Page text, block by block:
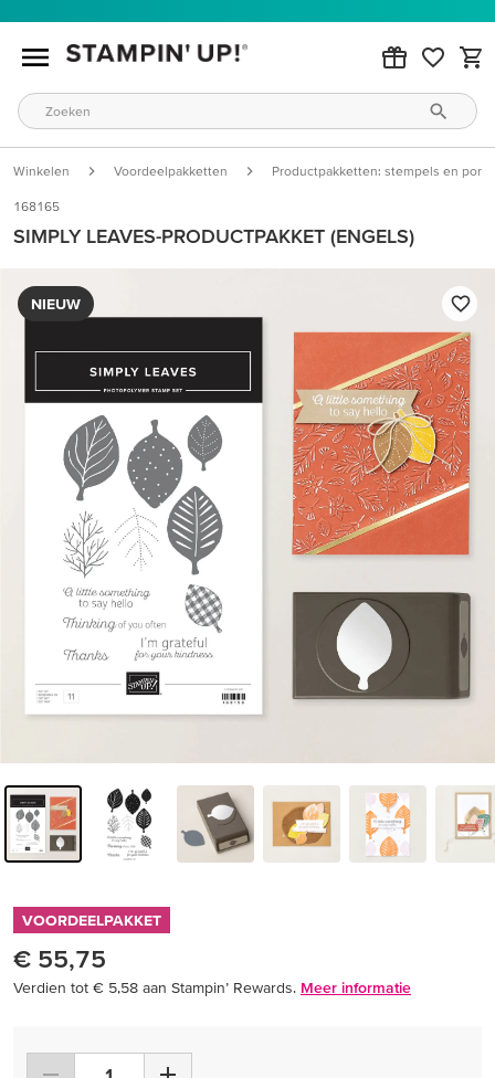
Winkelen Voordeelpakketten Productpakketten: stempels en
168165
SIMPLY LEAVES-PRODUCTPAKKET (ENGELS)
NIEUW
VOORDEELPAKKET
€ 55,75
Verdien tot € 5,58 aan Stampin’ Rewards. Meer informatie